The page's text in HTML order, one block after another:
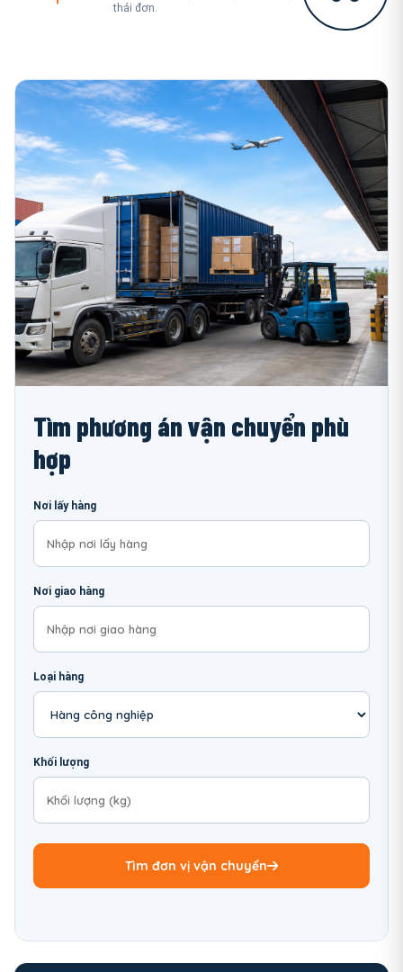
thái đơn.
Tìm phương án vận chuyển phù
hợp
Nơi lấy hàng
Nơi giao hàng
Loại hàng
Khối lượng
Tìm đơn vị vận chuyển